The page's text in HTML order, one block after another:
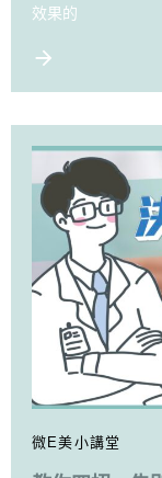
效果的
微E美小講堂